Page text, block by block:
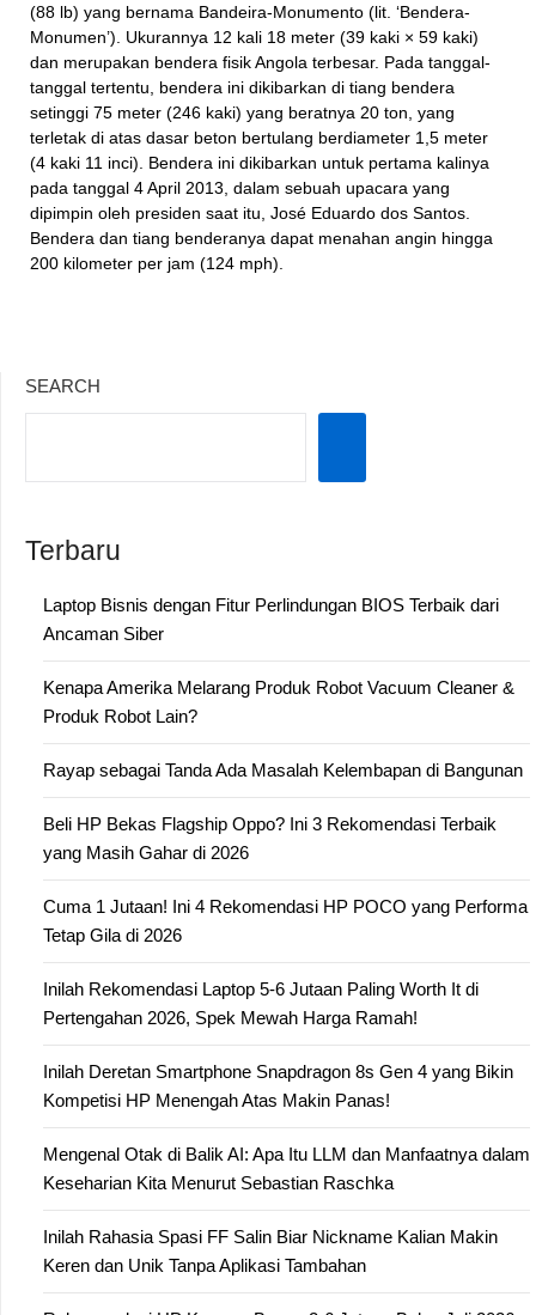
(88 lb) yang bernama Bandeira-Monumento (lit. ‘Bendera-
Monumen’). Ukurannya 12 kali 18 meter (39 kaki × 59 kaki)
dan merupakan bendera fisik Angola terbesar. Pada tanggal-
tanggal tertentu, bendera ini dikibarkan di tiang bendera
setinggi 75 meter (246 kaki) yang beratnya 20 ton, yang
terletak di atas dasar beton bertulang berdiameter 1,5 meter
(4 kaki 11 inci). Bendera ini dikibarkan untuk pertama kalinya
pada tanggal 4 April 2013, dalam sebuah upacara yang
dipimpin oleh presiden saat itu, José Eduardo dos Santos.
Bendera dan tiang benderanya dapat menahan angin hingga
200 kilometer per jam (124 mph).
SEARCH
Terbaru
Laptop Bisnis dengan Fitur Perlindungan BIOS Terbaik dari
Ancaman Siber
Kenapa Amerika Melarang Produk Robot Vacuum Cleaner &
Produk Robot Lain?
Rayap sebagai Tanda Ada Masalah Kelembapan di Bangunan
Beli HP Bekas Flagship Oppo? Ini 3 Rekomendasi Terbaik
yang Masih Gahar di 2026
Cuma 1 Jutaan! Ini 4 Rekomendasi HP POCO yang Performa
Tetap Gila di 2026
Inilah Rekomendasi Laptop 5-6 Jutaan Paling Worth It di
Pertengahan 2026, Spek Mewah Harga Ramah!
Inilah Deretan Smartphone Snapdragon 8s Gen 4 yang Bikin
Kompetisi HP Menengah Atas Makin Panas!
Mengenal Otak di Balik AI: Apa Itu LLM dan Manfaatnya dalam
Keseharian Kita Menurut Sebastian Raschka
Inilah Rahasia Spasi FF Salin Biar Nickname Kalian Makin
Keren dan Unik Tanpa Aplikasi Tambahan